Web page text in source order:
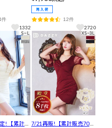
奢魅せ叶
フショル×
ビジュー
レス
件
1332
も盛れる」と高レビュー
[明日花キララ着用]全ジッ
プフラワーチュール長袖
タイトミニ丈キャバドレ
ス [XS~LL/5サイズ展開]
12件
2720
! 【累計販
7/21再販!【累計販売7000